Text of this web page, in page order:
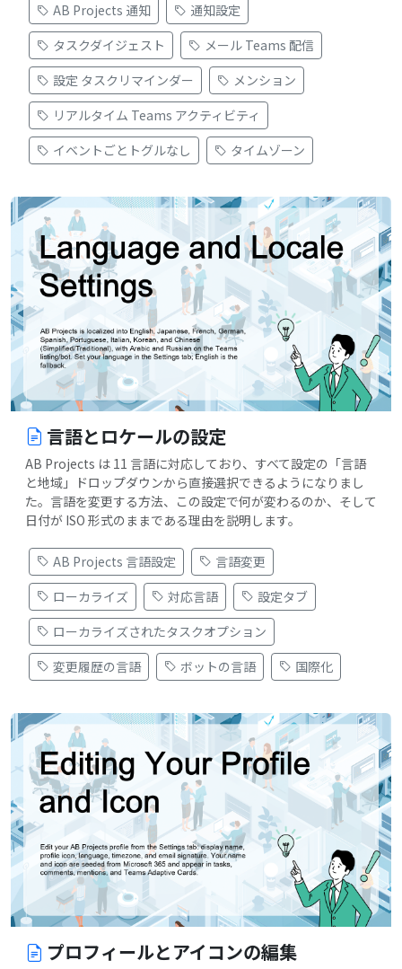
AB Projects 通知
通知設定
タスクダイジェスト
メール Teams 配信
設定 タスクリマインダー
メンション
リアルタイム Teams アクティビティ
イベントごとトグルなし
タイムゾーン
言語とロケールの設定
AB Projects は 11 言語に対応しており、すべて設定の「言語
と地域」ドロップダウンから直接選択できるようになりまし
た。言語を変更する方法、この設定で何が変わるのか、そして
日付が ISO 形式のままである理由を説明します。
AB Projects 言語設定
言語変更
ローカライズ
対応言語
設定タブ
ローカライズされたタスクオプション
変更履歴の言語
ボットの言語 国際化
プロフィールとアイコンの編集